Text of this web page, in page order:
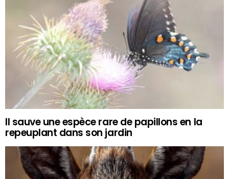
Il sauve une espèce rare de papillons en la
repeuplant dans son jardin